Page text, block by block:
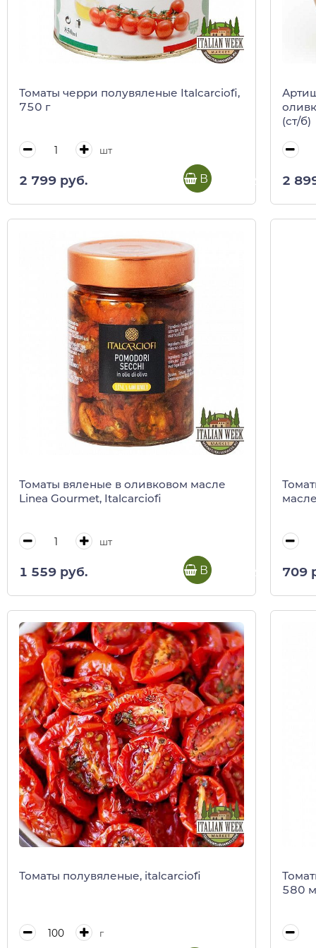
Томаты черри полувяленые Italcarciofi,
750 г
шт
2 799 руб. В корзину
(ст/б)
2
Томаты вяленые в оливковом масле
Linea Gourmet, Italcarciofi
шт
1 559 руб. В корзину 709
Томаты полувяленые, italcarciofi
г
580